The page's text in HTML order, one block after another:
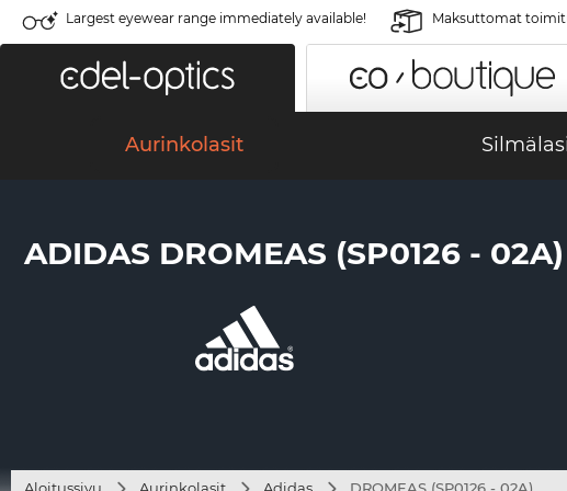
Largest eyewear range immediately available! Maksuttomat
Aurinkolasit
ADIDAS DROMEAS (SP0126 - 02A)